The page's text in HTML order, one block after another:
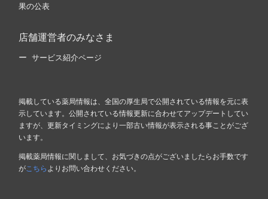
果の公表
店舗運営者のみなさま
サービス紹介ページ
掲載している薬局情報は、全国の厚生局で公開されている情報を元に表
示しています。公開されている情報更新に合わせてアップデートしてい
ますが、更新タイミングにより一部古い情報が表示される事ことがござ
います。
掲載薬局情報に関しまして、お気づきの点がございましたらお手数です
が こちら よりお問い合わせください。